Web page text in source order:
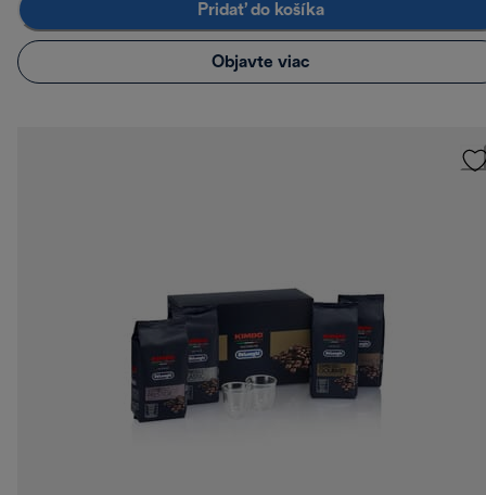
Pridať do košíka
Objavte viac